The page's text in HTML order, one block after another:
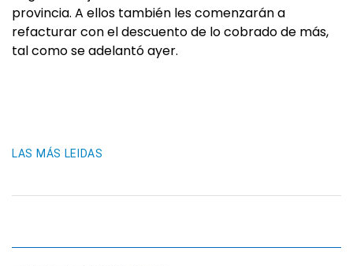
provincia. A ellos también les comenzarán a
refacturar con el descuento de lo cobrado de más,
tal como se adelantó ayer.
LAS MÁS LEIDAS